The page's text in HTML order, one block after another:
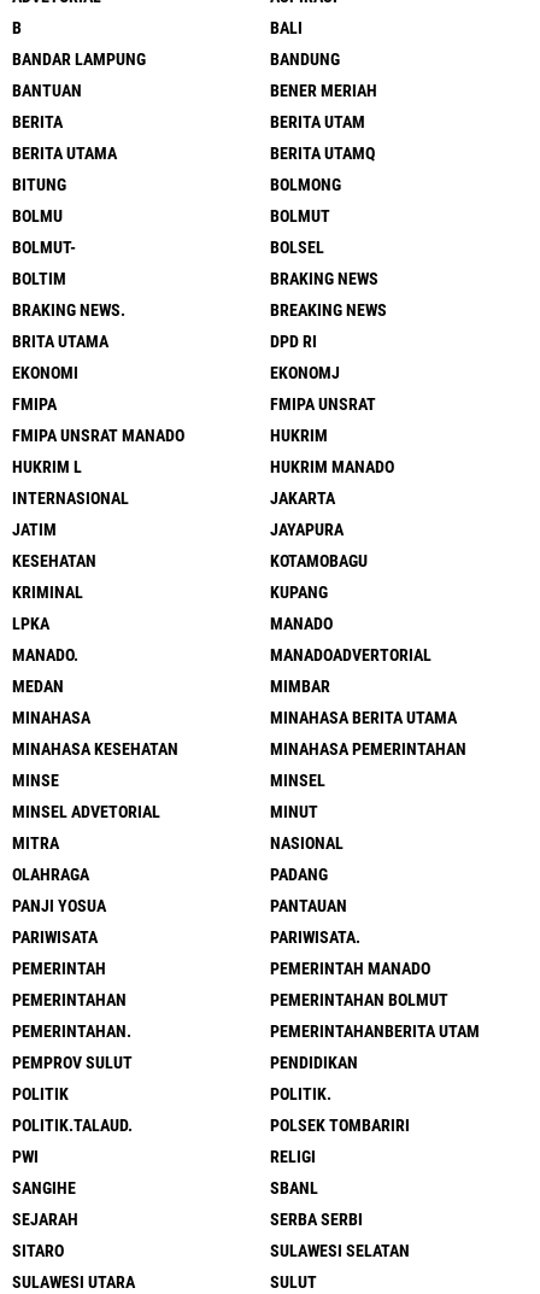
B
BALI
BANDAR LAMPUNG
BANDUNG
BANTUAN
BENER MERIAH
BERITA
BERITA UTAM
BERITA UTAMA
BERITA UTAMQ
BITUNG
BOLMONG
BOLMU
BOLMUT
BOLMUT-
BOLSEL
BOLTIM
BRAKING NEWS
BRAKING NEWS.
BREAKING NEWS
BRITA UTAMA
DPD RI
EKONOMI
EKONOMJ
FMIPA
FMIPA UNSRAT
FMIPA UNSRAT MANADO
HUKRIM
HUKRIM L
HUKRIM MANADO
INTERNASIONAL
JAKARTA
JATIM
JAYAPURA
KESEHATAN
KOTAMOBAGU
KRIMINAL
KUPANG
LPKA
MANADO
MANADO.
MANADOADVERTORIAL
MEDAN
MIMBAR
MINAHASA
MINAHASA BERITA UTAMA
MINAHASA KESEHATAN
MINAHASA PEMERINTAHAN
MINSE
MINSEL
MINSEL ADVETORIAL
MINUT
MITRA
NASIONAL
OLAHRAGA
PADANG
PANJI YOSUA
PANTAUAN
PARIWISATA
PARIWISATA.
PEMERINTAH
PEMERINTAH MANADO
PEMERINTAHAN
PEMERINTAHAN BOLMUT
PEMERINTAHAN.
PEMERINTAHANBERITA UTAM
PEMPROV SULUT
PENDIDIKAN
POLITIK
POLITIK.
POLITIK.TALAUD.
POLSEK TOMBARIRI
PWI
RELIGI
SANGIHE
SBANL
SEJARAH
SERBA SERBI
SITARO
SULAWESI SELATAN
SULAWESI UTARA
SULUT